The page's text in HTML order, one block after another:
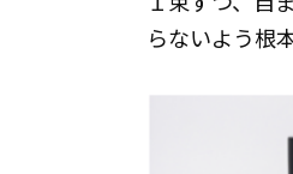
らないよう根